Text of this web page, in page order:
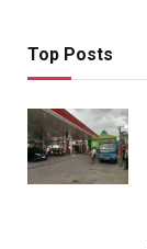
Top Posts